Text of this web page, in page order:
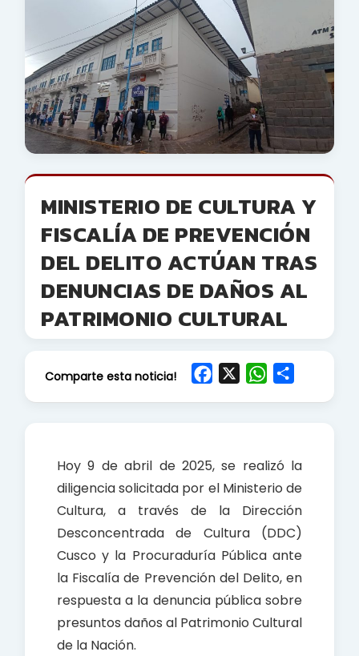
MINISTERIO DE CULTURA Y
FISCALÍA DE PREVENCIÓN
DEL DELITO ACTÚAN TRAS
DENUNCIAS DE DAÑOS AL
PATRIMONIO CULTURAL
Comparte esta noticia!
o
o
W
s
p
p
Hoy 9 de abril de 2025, se realizó la
diligencia solicitada por el Ministerio de
Cultura, a través de la Dirección
Desconcentrada de Cultura (DDC)
Cusco y la Procuraduría Pública ante
la Fiscalía de Prevención del Delito, en
respuesta a la denuncia pública sobre
presuntos daños al Patrimonio Cultural
de la Nación.